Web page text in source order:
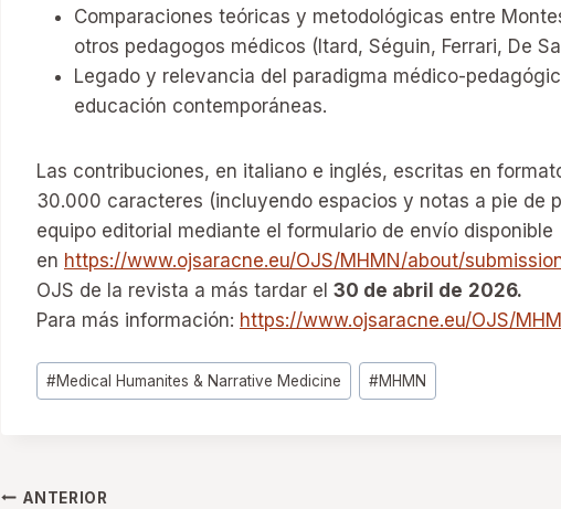
Comparaciones teóricas y metodológicas entre
otros pedagogos médicos (Itard, Séguin, Ferrari, De
Legado y relevancia del paradigma médico-
educación contemporáneas.
Las contribuciones, en italiano e inglés, escritas en
30.000 caracteres (incluyendo espacios y notas a pie de
equipo editorial mediante el formulario de envío disponible
en https://www.ojsaracne.eu/OJS/MHMN/about/
OJS de la revista a más tardar el 30 de abril de 2026.
Para más información: https://www.ojsaracne.eu/OJS/
Tags
do
#Medical Humanites & Narrative Medicine #MHMN
ANTERIOR